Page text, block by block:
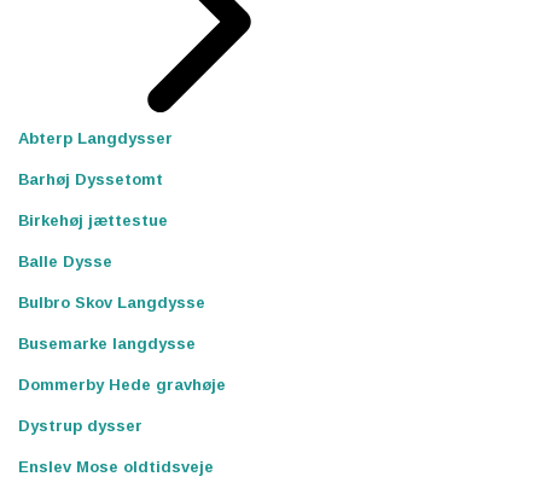
Abterp Langdysser
Barhøj Dyssetomt
Birkehøj jættestue
Balle Dysse
Bulbro Skov Langdysse
Busemarke langdysse
Dommerby Hede gravhøje
Dystrup dysser
Enslev Mose oldtidsveje